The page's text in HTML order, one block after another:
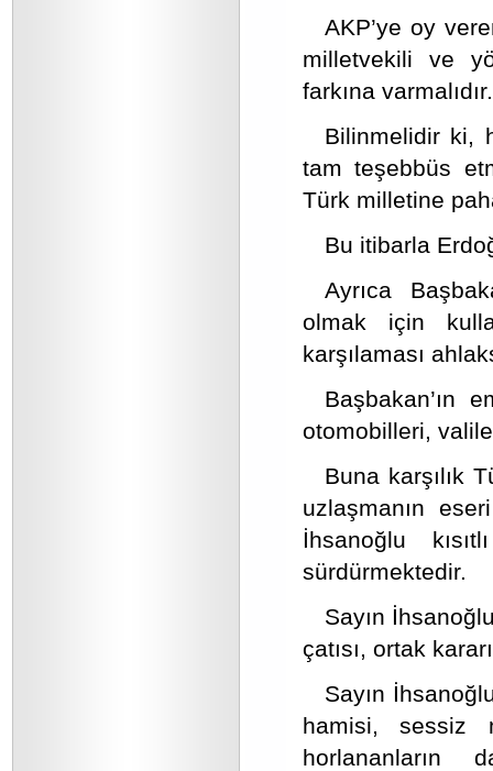
AKP’ye oy
milletvekili ve
farkına varmalıdır.
Bilinmelidir ki,
tam teşebbüs
Türk milletine
Bu itibarla
Ayrıca
olmak için
karşılaması
Başbakan’ın
otomobilleri,
Buna karşılık
uzlaşmanın
İhsanoğlu
sürdürmektedir.
Sayın
çatısı, ortak
Sayın
hamisi, sessiz
horlananların